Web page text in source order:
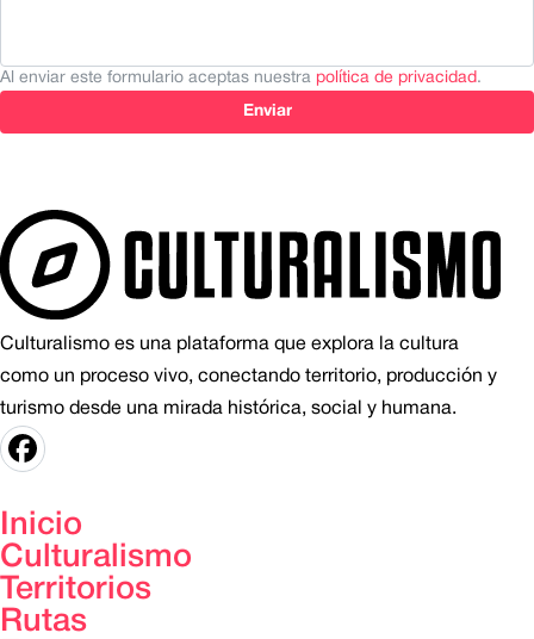
Al enviar este formulario aceptas nuestra política de privacidad.
Enviar
Culturalismo es una plataforma que explora la cultura
como un proceso vivo, conectando territorio, producción y
turismo desde una mirada histórica, social y humana.
Inicio
Culturalismo
Territorios
Rutas